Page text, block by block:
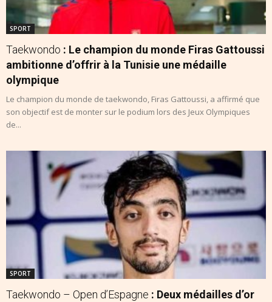
SPORT
Taekwondo : Le champion du monde Firas Gattoussi
ambitionne d’offrir à la Tunisie une médaille
olympique
Le champion du monde de taekwondo, Firas Gattoussi, a affirmé que
son objectif est de monter sur le podium lors des Jeux Olympiques
de...
SPORT
Taekwondo – Open d’Espagne : Deux médailles d’or